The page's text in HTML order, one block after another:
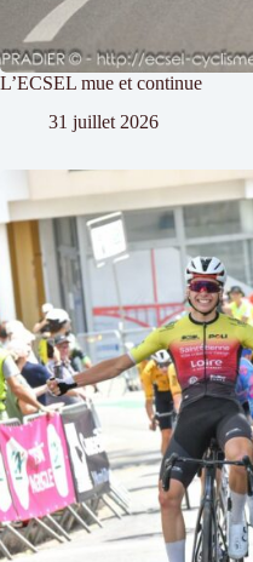
L’ECSEL mue et continue
31 juillet 2026